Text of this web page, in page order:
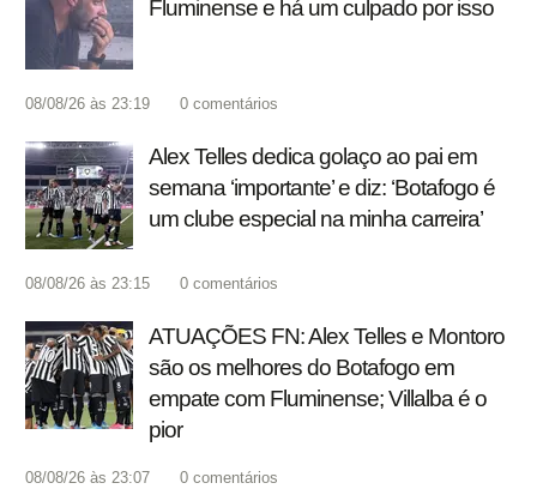
Fluminense e há um culpado por isso
08/08/26 às 23:19 0 comentários
Alex Telles dedica golaço ao pai em
semana ‘importante’ e diz: ‘Botafogo é
um clube especial na minha carreira’
08/08/26 às 23:15 0 comentários
ATUAÇÕES FN: Alex Telles e Montoro
são os melhores do Botafogo em
empate com Fluminense; Villalba é o
pior
08/08/26 às 23:07 0 comentários